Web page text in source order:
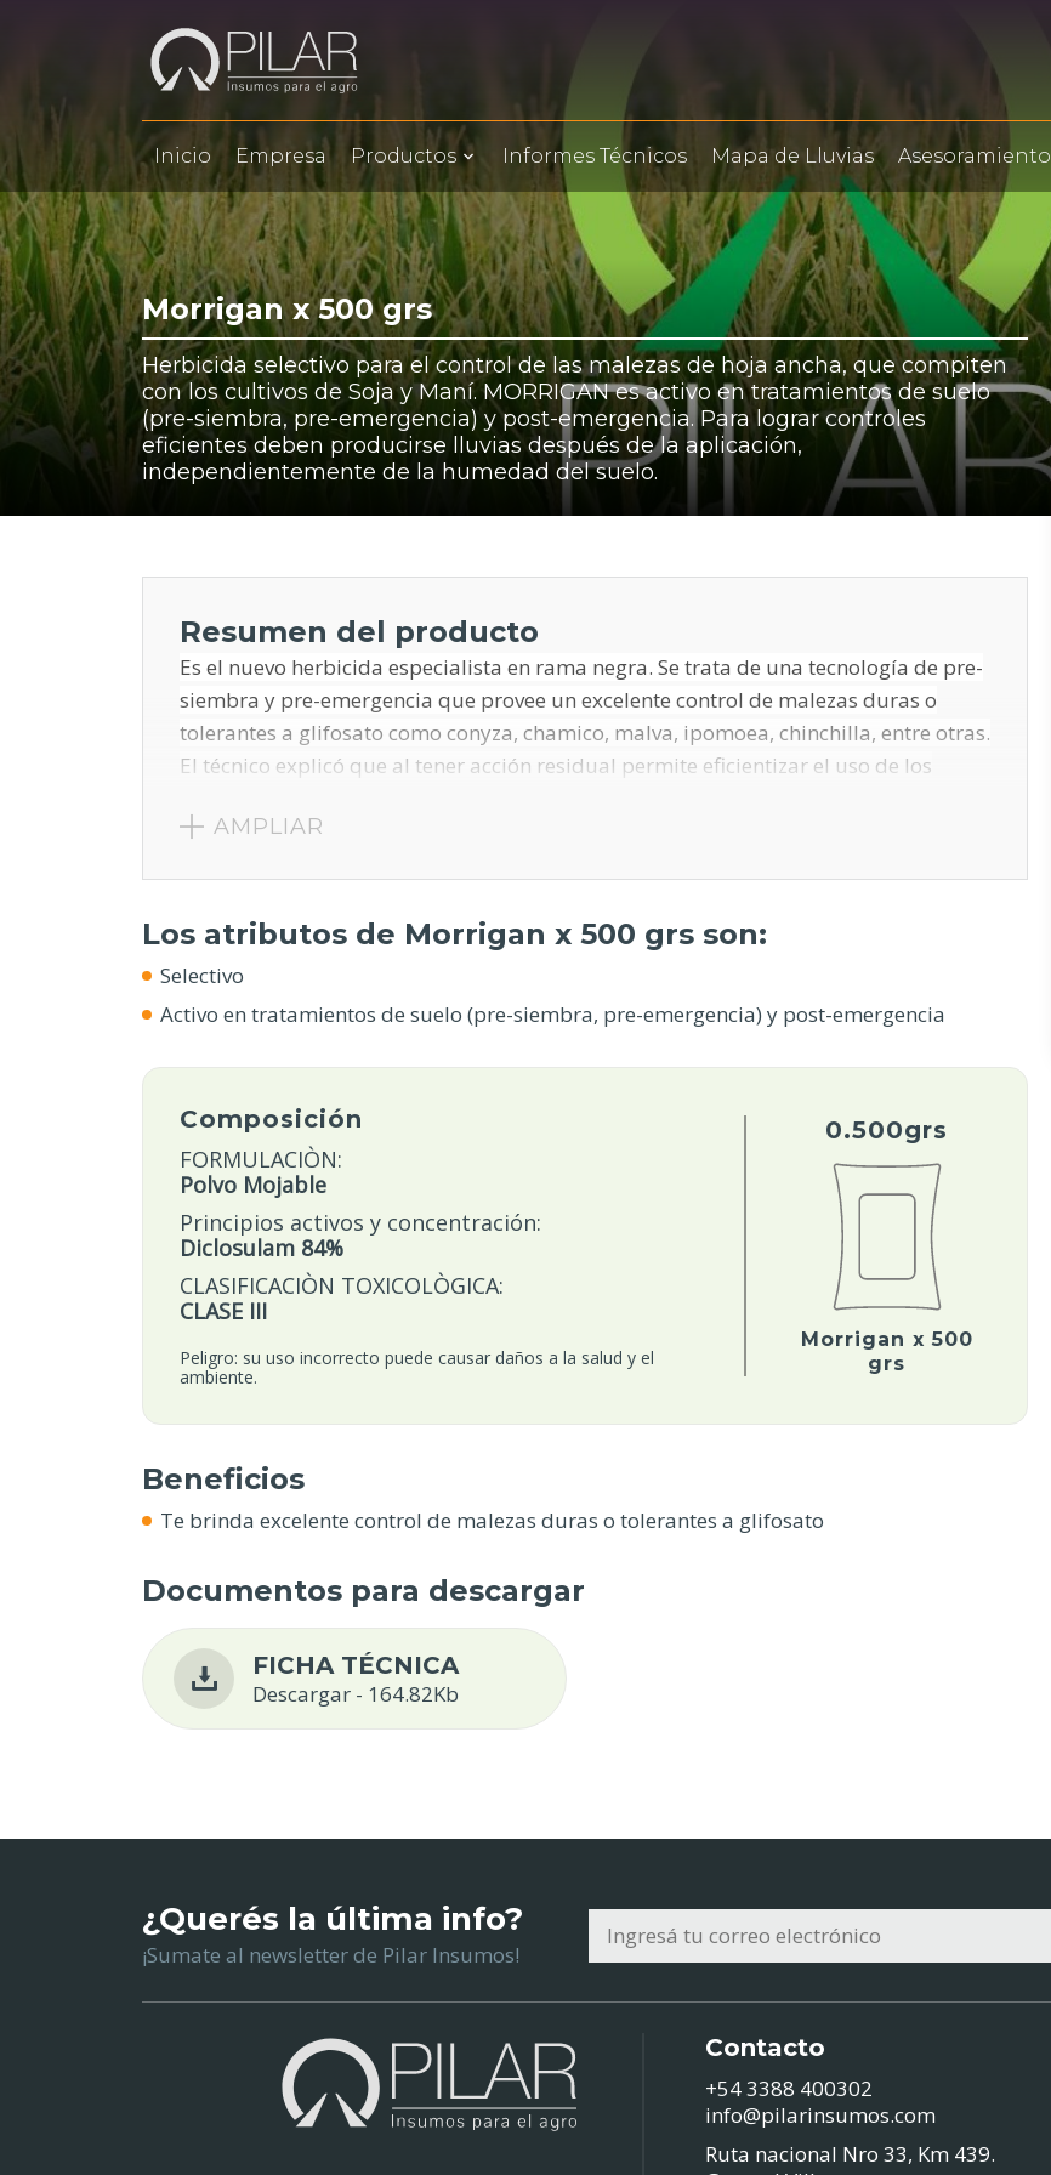
Inicio Empresa Productos Informes Técnicos Mapa de Lluvias Asesoramiento
Morrigan x 500 grs
Herbicida selectivo para el control de las malezas de hoja ancha, que compiten
con los cultivos de Soja y Maní. MORRIGAN es activo en tratamientos de suelo
(pre-siembra, pre-emergencia) y post-emergencia. Para lograr controles
eficientes deben producirse lluvias después de la aplicación,
independientemente de la humedad del suelo.
Resumen del producto
Es el nuevo herbicida especialista en rama negra. Se trata de una tecnología de pre-
siembra y pre-emergencia que provee un excelente control de malezas duras o
tolerantes a glifosato como conyza, chamico, malva, ipomoea, chinchilla, entre otras.
El técnico explicó que al tener acción residual permite eficientizar el uso de los
sequía, minimizando el efecto de competencia y sin el riesgo de llegar tarde a los
AMPLIAR
Los atributos de Morrigan x 500 grs son:
Selectivo
Activo en tratamientos de suelo (pre-siembra, pre-emergencia) y post-emergencia
Composición
FORMULACIÒN:
Polvo Mojable
Principios activos y concentración:
Diclosulam 84%
CLASIFICACIÒN TOXICOLÒGICA:
CLASE III
Peligro: su uso incorrecto puede causar daños a la salud y el
ambiente.
0.500grs
Morrigan x 500
grs
Beneficios
Te brinda excelente control de malezas duras o tolerantes a glifosato
Documentos para descargar
FICHA TÉCNICA
Descargar - 164.82Kb
¿Querés la última info?
¡Sumate al newsletter de Pilar Insumos!
Contacto
+54 3388 400302
info@pilarinsumos.com
Ruta nacional Nro 33, Km 439.